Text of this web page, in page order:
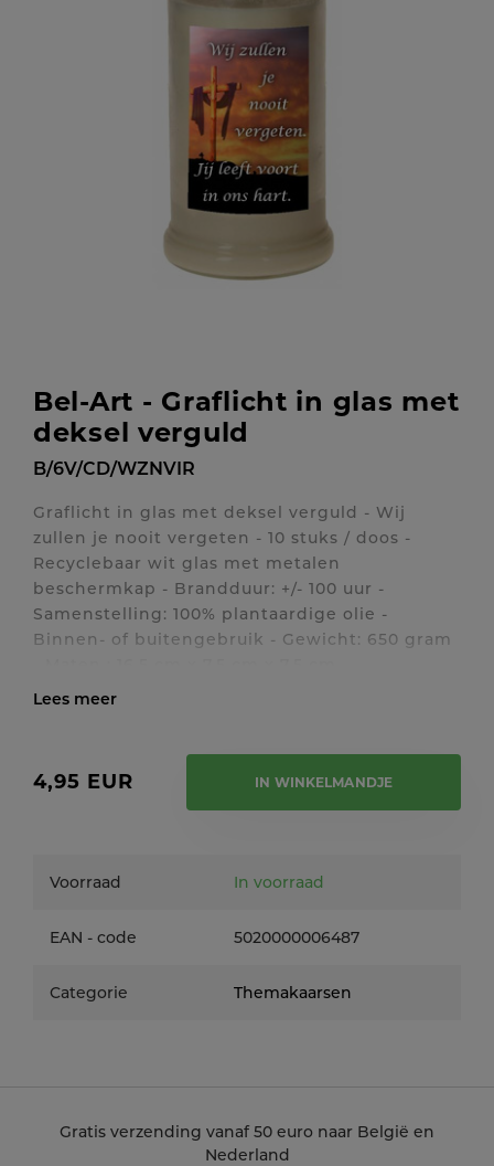
Bel-Art - Graflicht in glas met
deksel verguld
B/6V/CD/WZNVIR
Graflicht in glas met deksel verguld - Wij
zullen je nooit vergeten - 10 stuks / doos -
Recyclebaar wit glas met metalen
beschermkap - Brandduur: +/- 100 uur -
Samenstelling: 100% plantaardige olie -
Binnen- of buitengebruik - Gewicht: 650 gram
B/6V/CD/WZNVIR
4,95 EUR IN WINKELMANDJE
Voorraad In voorraad
EAN - code 5020000006487
Categorie Themakaarsen
Gratis verzending vanaf 50 euro naar België en
Nederland